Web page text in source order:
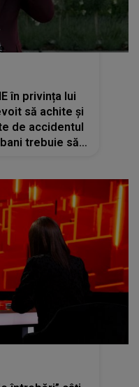
în privința lui
să achite și
de accidentul
trebuie să